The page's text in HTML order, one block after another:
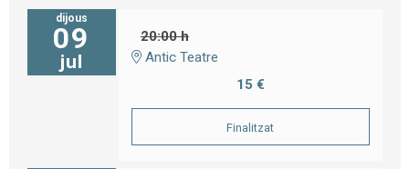
dijous
09
jul
20:00 h
Antic Teatre
15 €
Finalitzat